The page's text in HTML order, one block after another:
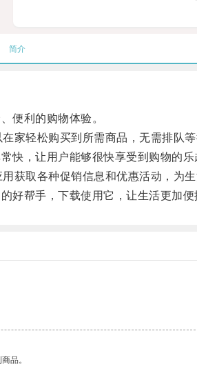
简介
利的购物体验。
轻松购买到所需商品，无需排队等
，让用户能够很快享受到购物的乐
取各种促销信息和优惠活动，为生
帮手，下载使用它，让生活更加便
品。